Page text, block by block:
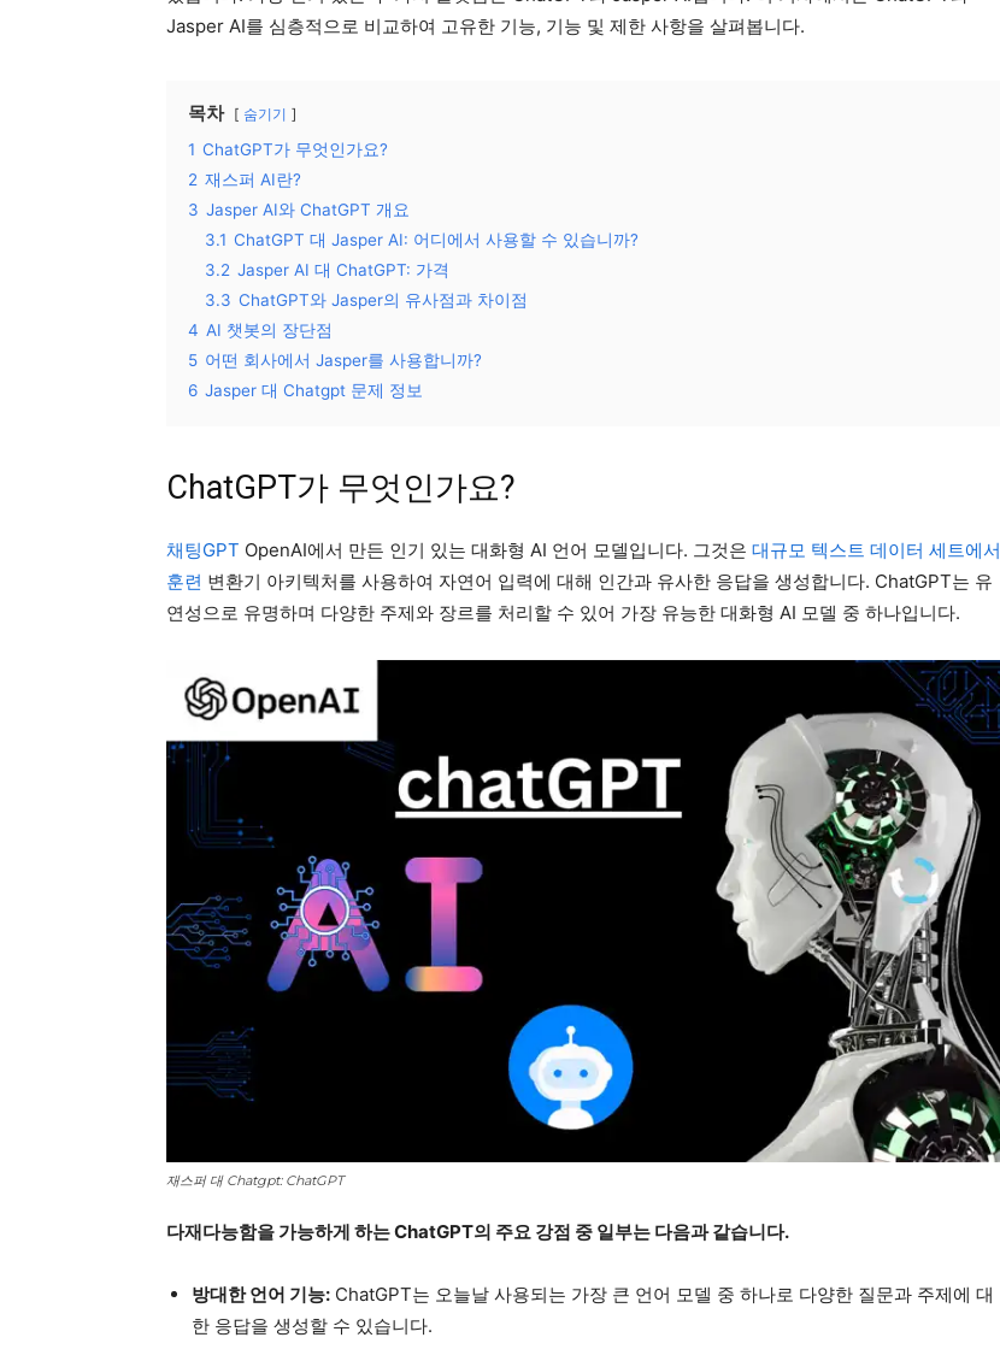
Jasper AI를 심층적으로 비교하여 고유한 기능, 기능 및 제한 사항을 살펴봅니다.
목차 숨기기
1 ChatGPT가 무엇인가요?
2 재스퍼 AI란?
3 Jasper AI와 ChatGPT 개요
3.1 ChatGPT 대 Jasper AI: 어디에서 사용할 수 있습니까?
3.2 Jasper AI 대 ChatGPT: 가격
3.3 ChatGPT와 Jasper의 유사점과 차이점
4 AI 챗봇의 장단점
5 어떤 회사에서 Jasper를 사용합니까?
6 Jasper 대 Chatgpt 문제 정보
ChatGPT가 무엇인가요?
채팅GPT OpenAI에서 만든 인기 있는 대화형 AI 언어 모델입니다. 그것은 대규모 텍스트 데이터 세트에서
훈련 변환기 아키텍처를 사용하여 자연어 입력에 대해 인간과 유사한 응답을 생성합니다. ChatGPT는 유
연성으로 유명하며 다양한 주제와 장르를 처리할 수 있어 가장 유능한 대화형 AI 모델 중 하나입니다.
재스퍼 대 Chatgpt: ChatGPT
다재다능함을 가능하게 하는 ChatGPT의 주요 강점 중 일부는 다음과 같습니다.
방대한 언어 기능: ChatGPT는 오늘날 사용되는 가장 큰 언어 모델 중 하나로 다양한 질문과 주제에 대
한 응답을 생성할 수 있습니다.